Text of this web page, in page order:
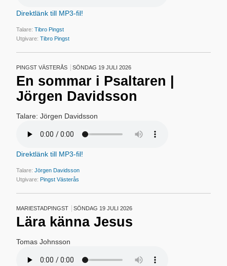
Direktlänk till MP3-fil!
Talare:Tibro Pingst
Utgivare:Tibro Pingst
PINGST VÄSTERÅS SÖNDAG 19 JULI 2026
En sommar i Psaltaren |
Jörgen Davidsson
Talare: Jörgen Davidsson
Direktlänk till MP3-fil!
Talare:Jörgen Davidsson
Utgivare:Pingst Västerås
MARIESTADPINGST SÖNDAG 19 JULI 2026
Lära känna Jesus
Tomas Johnsson